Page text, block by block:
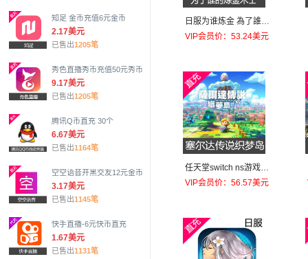
知足 金币充值6元金币
2.17美元
已售出1205笔
秀色直播秀币充值50元秀币
9.17美元
已售出1205笔
腾讯Q币直充 30个
6.67美元
已售出1164笔
空空语音开黑交友12元金币
3.17美元
已售出1145笔
快手直播-6元快币直充
1.67美元
已售出1131笔
日服为谁炼金 為了誰的
(为了他人)鍊金術師士2
VIP会员价：53.24美元
任天堂switch ns游戏塞
尔达传说 织梦岛 梦见岛
VIP会员价：56.57美元